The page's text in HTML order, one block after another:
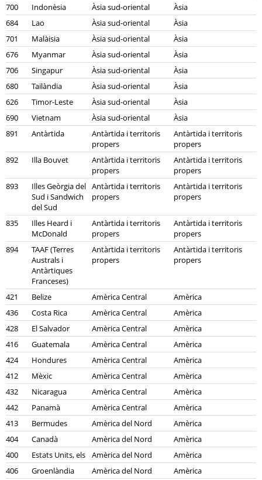
700
Indonèsia Àsia sud-oriental
Àsia
684
Lao Àsia sud-oriental
Àsia
701
Malàisia Àsia sud-oriental
Àsia
676
Myanmar Àsia sud-oriental
Àsia
706
Singapur Àsia sud-oriental
Àsia
680
Tailàndia Àsia sud-oriental
Àsia
626
Timor-Leste Àsia sud-oriental
Àsia
690
Vietnam Àsia sud-oriental
Àsia
891
Antàrtida
Antàrtida i territoris
propers
Antàrtida i territoris
propers
892
Illa Bouvet
Antàrtida i territoris
propers
Antàrtida i territoris
propers
893
Illes Geòrgia del
Sud i Sandwich
del Sud
Antàrtida i territoris
propers
Antàrtida i territoris
propers
835
Illes Heard i
McDonald
Antàrtida i territoris
propers
Antàrtida i territoris
propers
894
TAAF (Terres
Australs i
Antàrtiques
Franceses)
Antàrtida i territoris
propers
Antàrtida i territoris
propers
421 Belize Amèrica Central
Amèrica
436
Costa Rica Amèrica Central
Amèrica
428
El Salvador Amèrica Central
Amèrica
416
Guatemala Amèrica Central
Amèrica
424
Hondures Amèrica Central
Amèrica
412
Mèxic Amèrica Central
Amèrica
432
Nicaragua Amèrica Central
Amèrica
442
Panamà Amèrica Central
Amèrica
413
Bermudes Amèrica del Nord
Amèrica
404
Canadà Amèrica del Nord
Amèrica
400
Estats Units, els Amèrica del Nord
Amèrica
406
Groenlàndia Amèrica del Nord
Amèrica